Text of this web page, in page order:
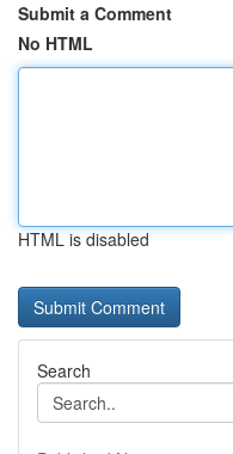
Submit a Comment
No HTML
HTML is disabled
Search